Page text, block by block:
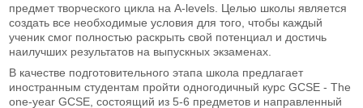
предмет творческого цикла на A-levels. Целью школы является
создать все необходимые условия для того, чтобы каждый
ученик смог полностью раскрыть свой потенциал и достичь
наилучших результатов на выпускных экзаменах.
В качестве подготовительного этапа школа предлагает
иностранным студентам пройти одногодичный курс GCSE - The
one-year GCSE, состоящий из 5-6 предметов и направленный